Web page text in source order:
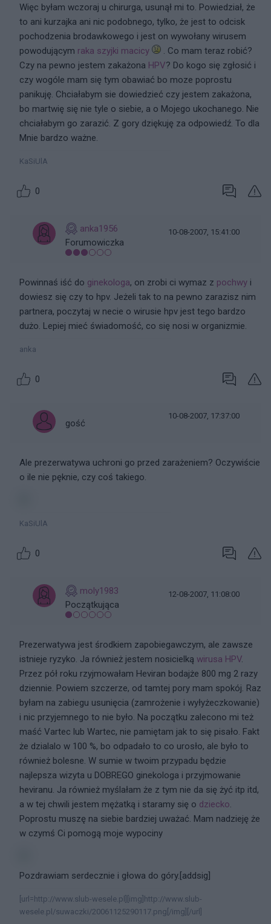
Więc byłam wczoraj u chirurga, usunął mi to. Powiedział, że
to ani kurzajka ani nic podobnego, tylko, że jest to odcisk
pochodzenia brodawkowego i jest on wywołany wirusem
powodującym raka szyjki macicy
. Co mam teraz robić?
Czy na pewno jestem zakażona HPV? Do kogo się zgłosić i
czy wogóle mam się tym obawiać bo moze poprostu
panikuję. Chciałabym sie dowiedzieć czy jestem zakażona,
bo martwię się nie tyle o siebie, a o Mojego ukochanego. Nie
chciałabym go zarazić. Z gory dziękuję za odpowiedź. To dla
Mnie bardzo ważne.
KaSiUlA
0
anka1956
Forumowiczka
10-08-2007, 15:41:00
Powinnaś iść do ginekologa, on zrobi ci wymaz z pochwy i
dowiesz się czy to hpv. Jeżeli tak to na pewno zarazisz nim
partnera, poczytaj w necie o wirusie hpv jest tego bardzo
dużo. Lepiej mieć świadomość, co się nosi w organizmie.
anka
0
gość
10-08-2007, 17:37:00
Ale prezerwatywa uchroni go przed zarażeniem? Oczywiście
o ile nie pęknie, czy coś takiego.
KaSiUlA
0
moly1983
Początkująca
12-08-2007, 11:08:00
Prezerwatywa jest środkiem zapobiegawczym, ale zawsze
istnieje ryzyko. Ja również jestem nosicielką wirusa HPV.
Przez pół roku rzyjmowałam Heviran bodajże 800 mg 2 razy
dziennie. Powiem szczerze, od tamtej pory mam spokój. Raz
byłam na zabiegu usunięcia (zamrożenie i wyłyżeczkowanie)
i nic przyjemnego to nie było. Na początku zalecono mi też
maść Vartec lub Wartec, nie pamiętam jak to się pisało. Fakt
że dzialalo w 100 %, bo odpadało to co urosło, ale było to
również bolesne. W sumie w twoim przypadu będzie
najlepsza wizyta u DOBREGO ginekologa i przyjmowanie
heviranu. Ja również myślałam że z tym nie da się żyć itp itd,
a w tej chwili jestem mężatką i staramy się o dziecko.
Poprostu muszę na siebie bardziej uważać. Mam nadzieję że
w czymś Ci pomogą moje wypociny
Pozdrawiam serdecznie i głowa do góry.[addsig]
[url=http://www.slub-wesele.pl][img]http://www.slub-
wesele.pl/suwaczki/20061125290117.png[/img][/url]